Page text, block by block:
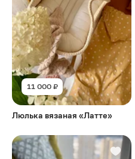
11 000 ₽
Люлька вязаная «Латте»